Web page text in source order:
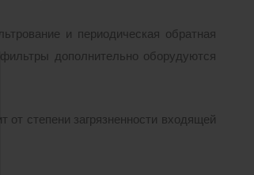
и периодическая обратная
дополнительно оборудуются
степени загрязненности входящей